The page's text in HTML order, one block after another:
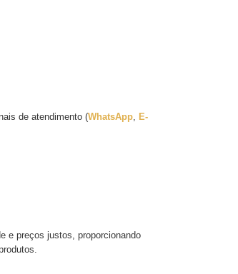
de atendimento (WhatsApp E-
e preços justos, proporcionando